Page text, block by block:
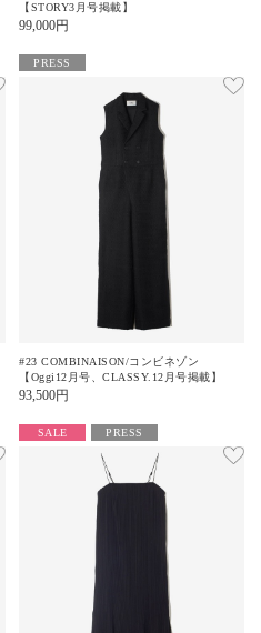
【STORY3月号掲載】
99,000円
PRESS
#23 COMBINAISON/コンビネゾン
【Oggi12月号、CLASSY.12月号掲載】
93,500円
SALE PRESS